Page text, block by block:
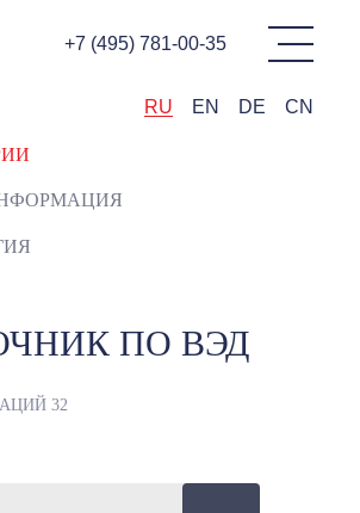
+7 (495) 781-00-35
CN
DE
EN
RU
ПО ВЭД
32